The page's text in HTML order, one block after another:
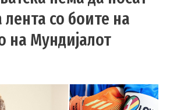
со боите на
на Мундијалот